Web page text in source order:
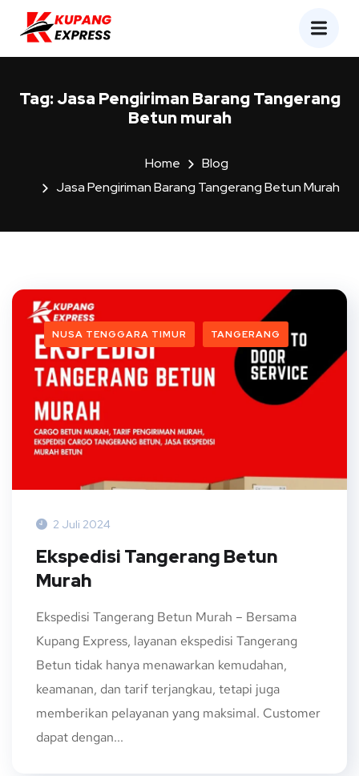
Tag:Jasa Pengiriman Barang Tangerang
Betun murah
Home
Blog
Jasa Pengiriman Barang Tangerang Betun Murah
NUSA TENGGARA TIMUR TANGERANG
2 Juli 2024
Ekspedisi Tangerang Betun
Murah
Ekspedisi Tangerang Betun Murah – Bersama
Kupang Express, layanan ekspedisi Tangerang
Betun tidak hanya menawarkan kemudahan,
keamanan, dan tarif terjangkau, tetapi juga
memberikan pelayanan yang maksimal. Customer
dapat dengan...